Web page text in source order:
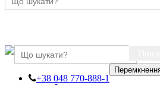
+38 048 770-888-1
Перемкнення